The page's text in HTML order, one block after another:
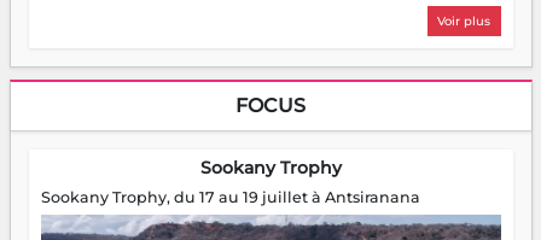
Voir plus
FOCUS
Sookany Trophy
Sookany Trophy, du 17 au 19 juillet à Antsiranana